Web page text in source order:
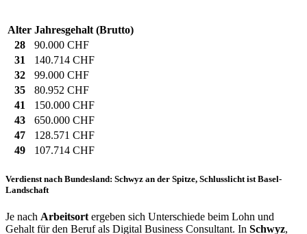
Alter Jahresgehalt (Brutto)
28
90.000 CHF
31
140.714 CHF
32
99.000 CHF
35
80.952 CHF
41
150.000 CHF
43
650.000 CHF
47
128.571 CHF
49
107.714 CHF
Verdienst nach Bundesland: Schwyz an der Spitze, Schlusslicht ist Basel-
Landschaft
Je nach Arbeitsort ergeben sich Unterschiede beim Lohn und
Gehalt für den Beruf als Digital Business Consultant. In Schwyz,